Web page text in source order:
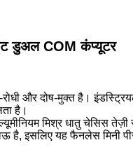
डुअल COM कंप्यूटर
और दोष-मुक्त है।
है।
मिश्र धातु चेसिस तेज़ी
इसलिए यह फैनलेस मिनी